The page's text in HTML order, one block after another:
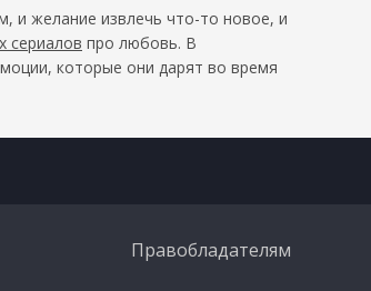
и желание извлечь что-то новое, и
сериалов про любовь. В
которые они дарят во время
Правобладателям